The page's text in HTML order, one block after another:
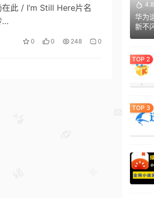
此 / I’m Still Here‎片名
…
0 0 248 0
华为
新不